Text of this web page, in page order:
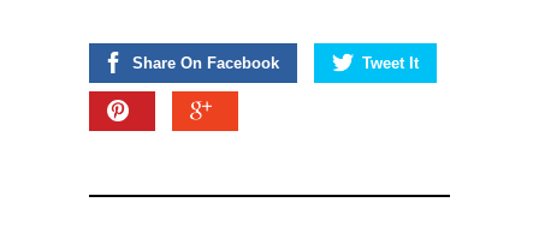
Share On Facebook Tweet It